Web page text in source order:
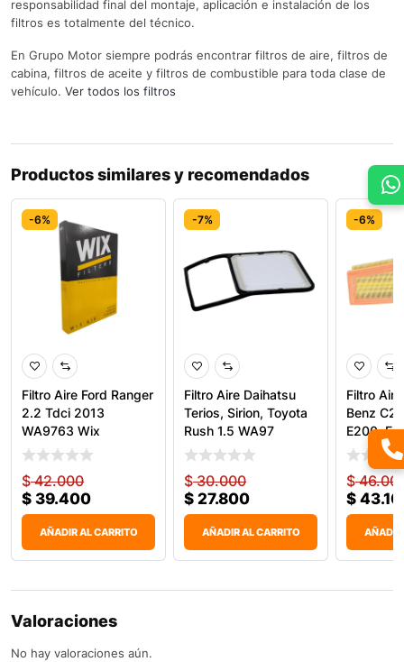
responsabilidad final del montaje, aplicación e instalación de los
filtros es totalmente del técnico.
En Grupo Motor siempre podrás encontrar filtros de aire, filtros de
cabina, filtros de aceite y filtros de combustible para toda clase de
vehículo. Ver todos los filtros
Productos similares y recomendados
-6%
Filtro Aire Ford Ranger
2.2 Tdci 2013
WA9763 Wix
$42.000
$ 39.400
AÑADIR AL CARRITO
-7%
Filtro Aire Daihatsu
Terios, Sirion, Toyota
Rush 1.5 WA97
$30.000
$ 27.800
AÑADIR AL CARRITO
-6%
Filtro
Benz
E200,
W
$
$
AÑADIR
Valoraciones
No hay valoraciones aún.